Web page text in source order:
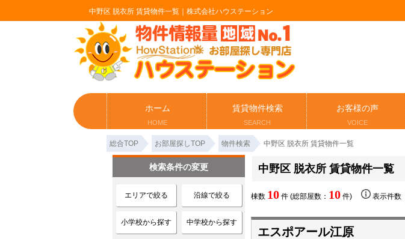
中野区 脱衣所 賃貸物件一覧｜株式会社ハウステーション
ホーム
HOME
賃貸物件検索
SEARCH
お客様の声
VOICE
総合TOP お部屋探しTOP 物件検索 中野区 脱衣所 賃貸物件一覧
中野区 脱衣所 賃貸物件一覧
棟数 10 件 (総部屋数： 10 件) 表示件数
エスポアール江原
検索条件の変更
エリアで絞る 沿線で絞る
小学校から探す 中学校から探す